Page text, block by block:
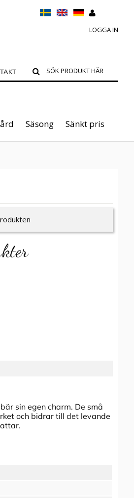
LOGGA IN
Säsong Sänkt pris
sin egen charm. De små
och bidrar till det levande